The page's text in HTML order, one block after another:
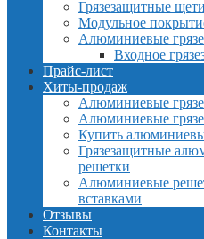
Грязезащитные
Модульное
Алюминиевые
Входное
Прайс-лист
Хиты-продаж
Алюминиевые
Алюминиевые
Купить
Грязезащитные
решетки
Алюминиевые
вставками
Отзывы
Контакты